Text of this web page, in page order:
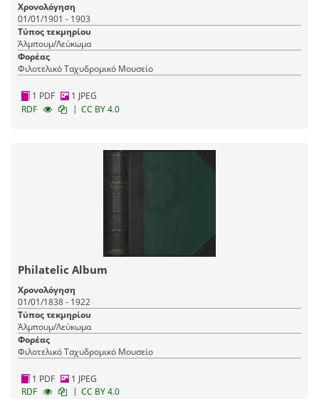
Χρονολόγηση
01/01/1901 - 1903
Τύπος τεκμηρίου
Άλμπουμ/Λεύκωμα
Φορέας
Φιλοτελικό Ταχυδρομικό Μουσείο
1 PDF
1 JPEG
RDF
| CC BY 4.0
Philatelic Album
Χρονολόγηση
01/01/1838 - 1922
Τύπος τεκμηρίου
Άλμπουμ/Λεύκωμα
Φορέας
Φιλοτελικό Ταχυδρομικό Μουσείο
1 PDF
1 JPEG
RDF
| CC BY 4.0